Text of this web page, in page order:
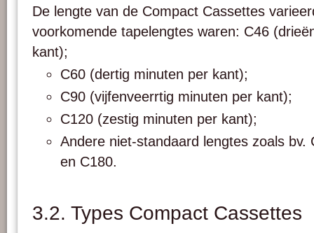
De lengte van de Compact Cassettes
voorkomende tapelengtes waren: C46
kant);
C60 (dertig minuten per kant);
C90 (vijfenveerrtig minuten per kant);
C120 (zestig minuten per kant);
Andere niet-standaard lengtes zoals bv.
en C180.
3.2. Types Compact Cassettes